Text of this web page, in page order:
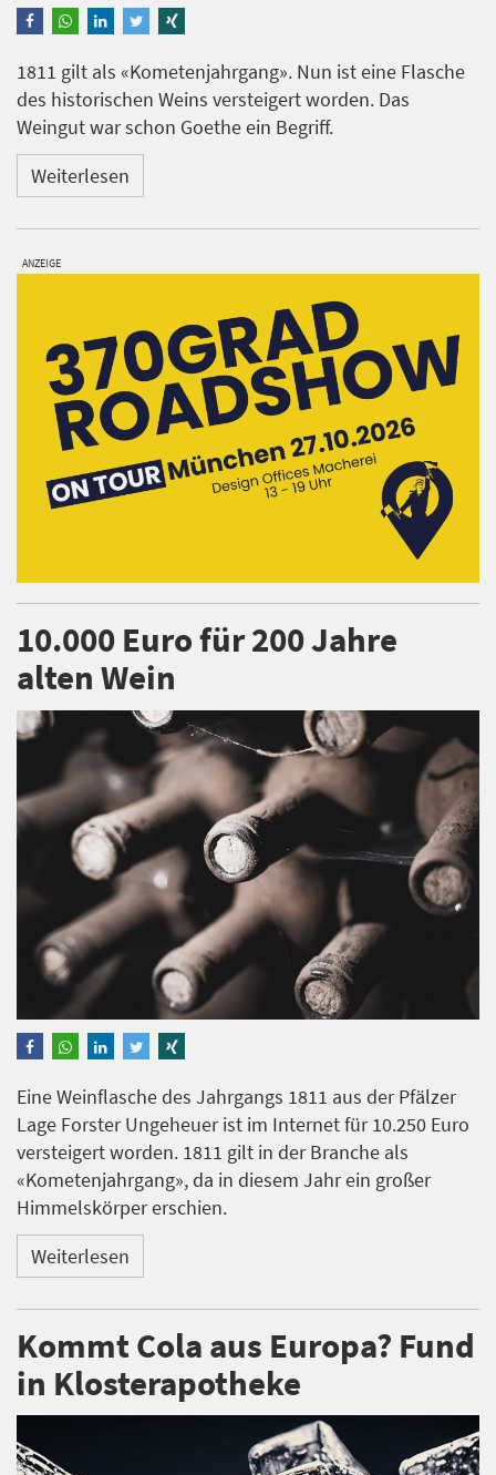
1811 gilt als «Kometenjahrgang». Nun ist eine Flasche
des historischen Weins versteigert worden. Das
Weingut war schon Goethe ein Begriff.
Weiterlesen
ANZEIGE
10.000 Euro für 200 Jahre
alten Wein
Eine Weinflasche des Jahrgangs 1811 aus der Pfälzer
Lage Forster Ungeheuer ist im Internet für 10.250 Euro
versteigert worden. 1811 gilt in der Branche als
«Kometenjahrgang», da in diesem Jahr ein großer
Himmelskörper erschien.
Weiterlesen
Kommt Cola aus Europa? Fund
in Klosterapotheke